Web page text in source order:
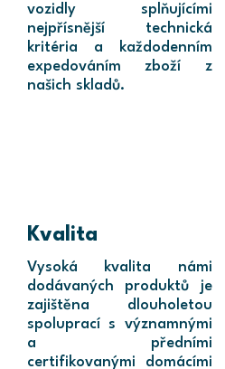
vozidly splňujícími
nejpřísnější technická
kritéria a každodenním
expedováním zboží z
našich skladů.
Kvalita
Vysoká kvalita námi
dodávaných produktů je
zajištěna dlouholetou
spoluprací s významnými
a předními
certifikovanými domácími